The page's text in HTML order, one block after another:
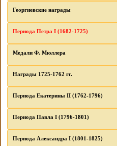
Георгиевские награды
Периода Петра I (1682-1725)
Медали Ф. Мюллера
Награды 1725-1762 гг.
Периода Екатерины II (1762-1796)
Периода Павла I (1796-1801)
Периода Александра I (1801-1825)